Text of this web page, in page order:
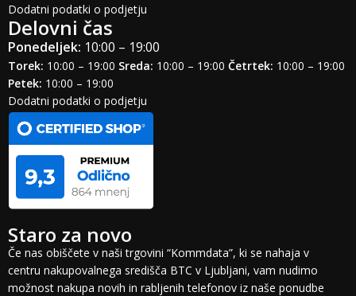
Dodatni podatki o podjetju
Delovni čas
Ponedeljek: 10:00 – 19:00
Torek: 10:00 – 19:00 Sreda: 10:00 – 19:00 Četrtek: 10:00 – 19:00
Petek: 10:00 – 19:00
Dodatni podatki o podjetju
Staro za novo
Če nas obiščete v naši trgovini “Kommdata”, ki se nahaja v
centru nakupovalnega središča BTC v Ljubljani, vam nudimo
možnost nakupa novih in rabljenih telefonov iz naše ponudbe